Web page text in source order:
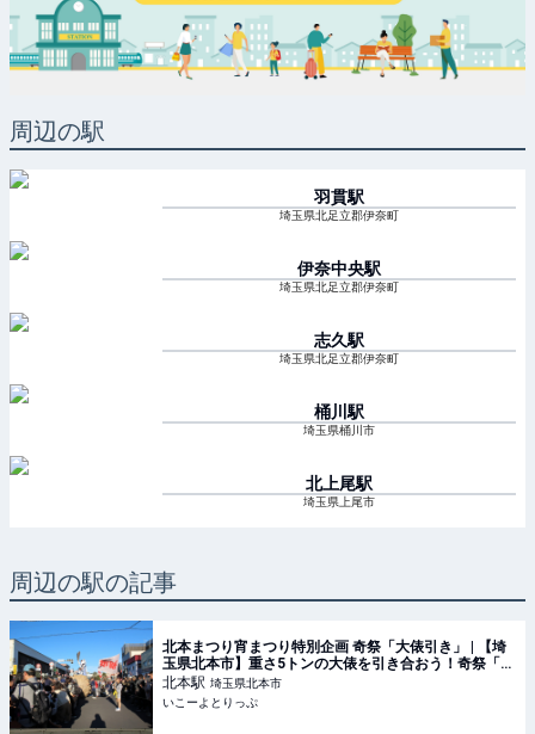
周辺の駅
羽貫駅
埼玉県北足立郡伊奈町
伊奈中央駅
埼玉県北足立郡伊奈町
志久駅
埼玉県北足立郡伊奈町
桶川 駅
埼玉県桶川市
北上尾駅
埼玉県上尾市
周辺の駅の記事
北本まつり宵まつり特別企画 奇祭「大俵引き」 | 【埼
玉県北本市】重さ5トンの大俵を引き合おう！奇祭「大
俵引き」開催情報・参加者募集 | 埼玉県北本市 | いこー
よとりっぷ
北本駅 埼玉県北本市
いこーよとりっぷ